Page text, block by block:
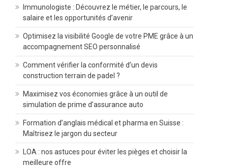
Immunologiste : Découvrez le métier, le parcours, le
salaire et les opportunités d’avenir
Optimisez la visibilité Google de votre PME grâce à un
accompagnement SEO personnalisé
Comment vérifier la conformité d’un devis
construction terrain de padel ?
Maximisez vos économies grâce à un outil de
simulation de prime d’assurance auto
Formation d’anglais médical et pharma en Suisse :
Maîtrisez le jargon du secteur
LOA : nos astuces pour éviter les pièges et choisir la
meilleure offre